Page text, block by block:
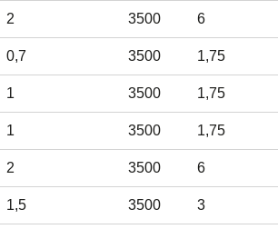
2 3500 6
0,7 3500 1,75
1 3500 1,75
1 3500 1,75
2 3500 6
1,5 3500 3